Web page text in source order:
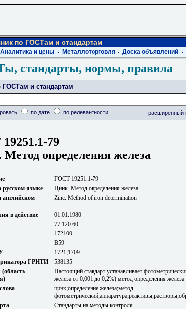
по ГОСТам и стандартам
Аналитика и цены Металлоторговля Доска объявлений
стандарты, нормы, правила
ГОСТам и стандартам
по дате по релевантности расширенный
79
определения железа
ГОСТ 19251.1-79
русском языке
Цинк. Метод определения железа
английском
Zinc. Method of iron determination
в действие
01.01.1980
77.120.60
172100
В59
1721;1709
ГРНТИ
538135
Настоящий стандарт устанавливает
железа от 0,001 до 0,2%) метод определения железа
цинк;определение железа;метод
Стандарты на методы контроля